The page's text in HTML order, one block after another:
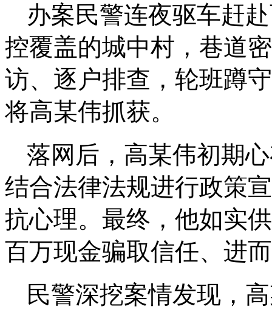
办案民警连夜驱车赶
控覆盖的城中村，巷道
访、逐户排查，轮班蹲
将高某伟抓获。
落网后，高某伟初期
结合法律法规进行政策
抗心理。最终，他如实
百万现金骗取信任、进
民警深挖案情发现，